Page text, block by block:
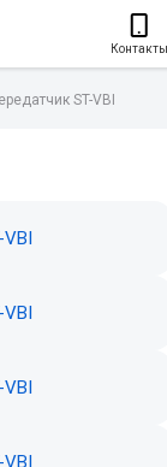
Контакты
ST-VBI